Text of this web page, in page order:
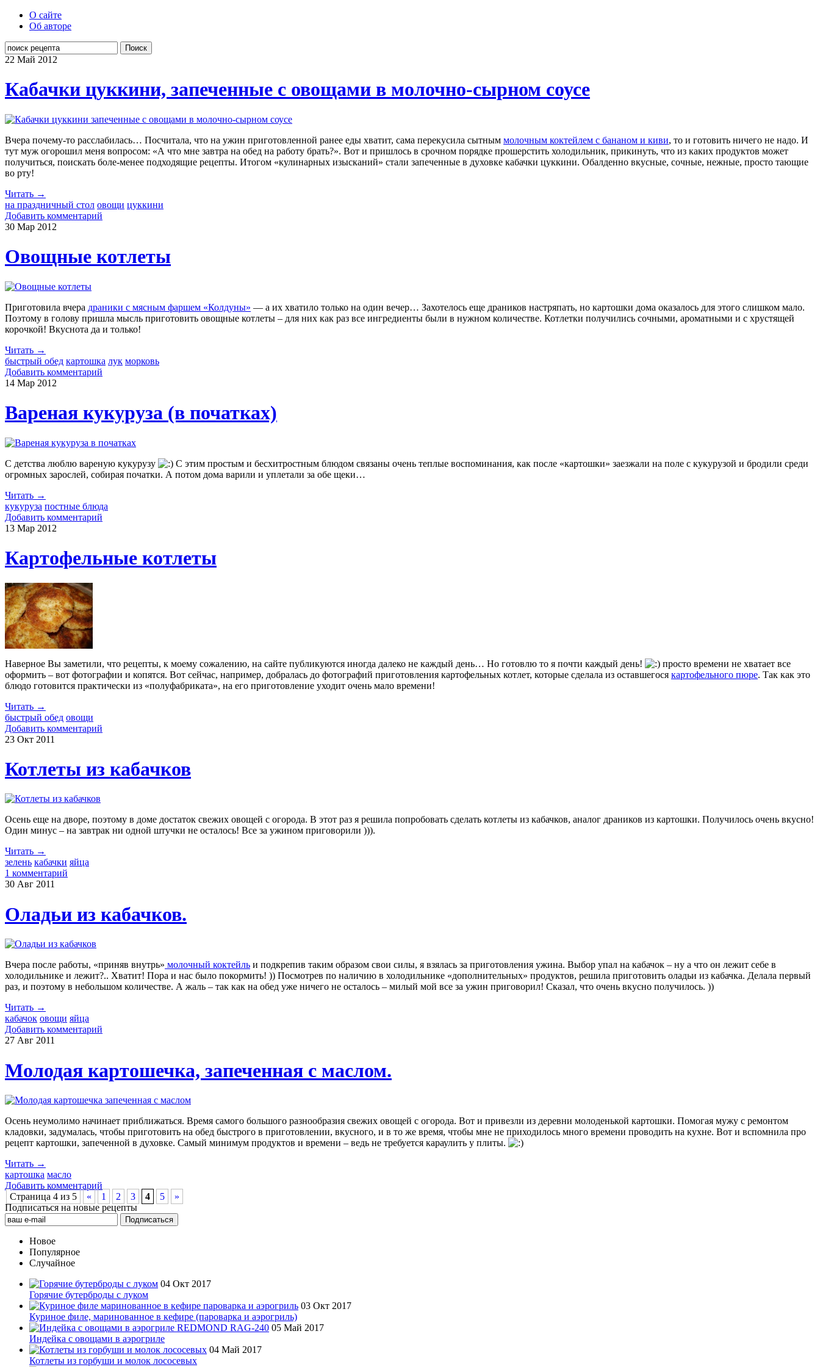
О сайте
Об авторе
Поиск
22 Май 2012
Кабачки цуккини, запеченные с овощами в молочно-сырном соусе
Вчера почему-то расслабилась… Посчитала, что на ужин приготовленной ранее еды хватит, сама перекусила сытным молочным коктейлем с бананом и киви, то и готовить ничего не надо. И
тут муж огорошил меня вопросом: «А что мне завтра на обед на работу брать?». Вот и пришлось в срочном порядке прошерстить холодильник, прикинуть, что из каких продуктов может
получиться, поискать боле-менее подходящие рецепты. Итогом «кулинарных изысканий» стали запеченные в духовке кабачки цуккини. Обалденно вкусные, сочные, нежные, просто тающие
во рту!
Читать →
на праздничный стол овощи цуккини
Добавить комментарий
30 Мар 2012
Овощные котлеты
Приготовила вчера драники с мясным фаршем «Колдуны» — а их хватило только на один вечер… Захотелось еще драников настряпать, но картошки дома оказалось для этого слишком мало.
Поэтому в голову пришла мысль приготовить овощные котлеты – для них как раз все ингредиенты были в нужном количестве. Котлетки получились сочными, ароматными и с хрустящей
корочкой! Вкуснота да и только!
Читать →
быстрый обед картошка лук морковь
Добавить комментарий
14 Мар 2012
Вареная кукуруза (в початках)
С детства люблю вареную кукурузу
С этим простым и бесхитростным блюдом связаны очень теплые воспоминания, как после «картошки» заезжали на поле с кукурузой и бродили среди
огромных зарослей, собирая початки. А потом дома варили и уплетали за обе щеки…
Читать →
кукуруза постные блюда
Добавить комментарий
13 Мар 2012
Картофельные котлеты
Наверное Вы заметили, что рецепты, к моему сожалению, на сайте публикуются иногда далеко не каждый день… Но готовлю то я почти каждый день!
просто времени не хватает все
оформить – вот фотографии и копятся. Вот сейчас, например, добралась до фотографий приготовления картофельных котлет, которые сделала из оставшегося картофельного пюре. Так как это
блюдо готовится практически из «полуфабриката», на его приготовление уходит очень мало времени!
Читать →
быстрый обед овощи
Добавить комментарий
23 Окт 2011
Котлеты из кабачков
Осень еще на дворе, поэтому в доме достаток свежих овощей с огорода. В этот раз я решила попробовать сделать котлеты из кабачков, аналог драников из картошки. Получилось очень вкусно!
Один минус – на завтрак ни одной штучки не осталось! Все за ужином приговорили ))).
Читать →
зелень кабачки яйца
1 комментарий
30 Авг 2011
Оладьи из кабачков.
Вчера после работы, «приняв внутрь» молочный коктейль и подкрепив таким образом свои силы, я взялась за приготовления ужина. Выбор упал на кабачок – ну а что он лежит себе в
холодильнике и лежит?.. Хватит! Пора и нас было покормить! )) Посмотрев по наличию в холодильнике «дополнительных» продуктов, решила приготовить оладьи из кабачка. Делала первый
раз, и поэтому в небольшом количестве. А жаль – так как на обед уже ничего не осталось – милый мой все за ужин приговорил! Сказал, что очень вкусно получилось. ))
Читать →
кабачок овощи яйца
Добавить комментарий
27 Авг 2011
Молодая картошечка, запеченная с маслом.
Осень неумолимо начинает приближаться. Время самого большого разнообразия свежих овощей с огорода. Вот и привезли из деревни молоденькой картошки. Помогая мужу с ремонтом
кладовки, задумалась, чтобы приготовить на обед быстрого в приготовлении, вкусного, и в то же время, чтобы мне не приходилось много времени проводить на кухне. Вот и вспомнила про
рецепт картошки, запеченной в духовке. Самый минимум продуктов и времени – ведь не требуется караулить у плиты.
Читать →
картошка масло
Добавить комментарий
Страница 4 из 5
« 1 2 3 4 5
»
Подписаться на новые рецепты
Новое
Популярное
Случайное
04 Окт 2017
Горячие бутерброды с луком
03 Окт 2017
Куриное филе, маринованное в кефире (пароварка и аэрогриль)
05 Май 2017
Индейка с овощами в аэрогриле
04 Май 2017
Котлеты из горбуши и молок лососевых